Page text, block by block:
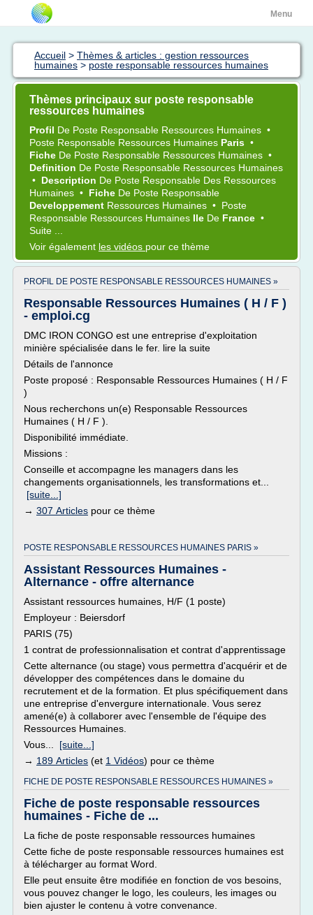
Menu
Accueil > Thèmes & articles : gestion ressources
humaines > poste responsable ressources humaines
Thèmes principaux sur poste responsable
ressources humaines
Profil De Poste Responsable Ressources Humaines •
Poste Responsable Ressources Humaines Paris •
Fiche De Poste Responsable Ressources Humaines •
Definition De Poste Responsable Ressources Humaines
• Description De Poste Responsable Des Ressources
Humaines • Fiche De Poste Responsable
Developpement Ressources Humaines • Poste
Responsable Ressources Humaines Ile De France •
Suite ...
Voir également les vidéos pour ce thème
PROFIL DE POSTE RESPONSABLE RESSOURCES HUMAINES »
Responsable Ressources Humaines ( H / F )
- emploi.cg
DMC IRON CONGO est une entreprise d'exploitation
minière spécialisée dans le fer. lire la suite
Détails de l'annonce
Poste proposé : Responsable Ressources Humaines ( H / F
)
Nous recherchons un(e) Responsable Ressources
Humaines ( H / F ).
Disponibilité immédiate.
Missions :
Conseille et accompagne les managers dans les
changements organisationnels, les transformations et...
[suite...]
→ 307 Articles pour ce thème
POSTE RESPONSABLE RESSOURCES HUMAINES PARIS »
Assistant Ressources Humaines -
Alternance - offre alternance
Assistant ressources humaines, H/F (1 poste)
Employeur : Beiersdorf
PARIS (75)
1 contrat de professionnalisation et contrat d'apprentissage
Cette alternance (ou stage) vous permettra d'acquérir et de
développer des compétences dans le domaine du
recrutement et de la formation. Et plus spécifiquement dans
une entreprise d'envergure internationale. Vous serez
amené(e) à collaborer avec l'ensemble de l'équipe des
Ressources Humaines.
Vous... [suite...]
→ 189 Articles (et 1 Vidéos) pour ce thème
FICHE DE POSTE RESPONSABLE RESSOURCES HUMAINES »
Fiche de poste responsable ressources
humaines - Fiche de ...
La fiche de poste responsable ressources humaines
Cette fiche de poste responsable ressources humaines est
à télécharger au format Word.
Elle peut ensuite être modifiée en fonction de vos besoins,
vous pouvez changer le logo, les couleurs, les images ou
bien ajuster le contenu à votre convenance.